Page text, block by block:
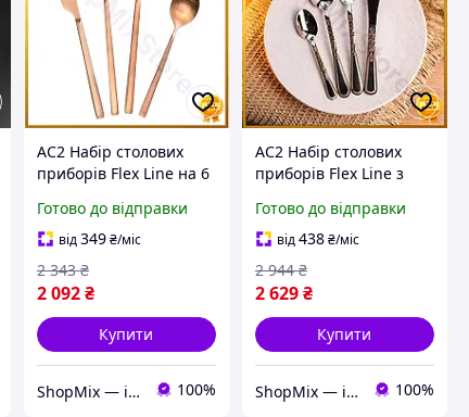
AC2 Набір столових
приборів Flex Line на 6
бронзовий вінтажний
комплект для сервірув
DE
Готово до відправки
від349 ₴/міс
2 092 ₴
2 343 ₴
Купити
ShopMix — інтернет-магазин сумок та аксесуарів 100%
AC2 Набір столових
приборів Flex Line з
персон елегантний
комплект для сервірува
DE
Готово до відправки
від438₴/міс
2 629₴
2 944 ₴
Купити
ShopMix — інтернет-магазин сумок та аксесуарів 100%